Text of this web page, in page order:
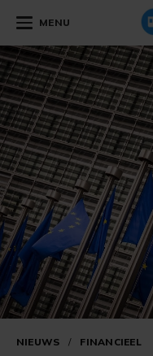
MENU
NIEUWS / FINANCIEEL